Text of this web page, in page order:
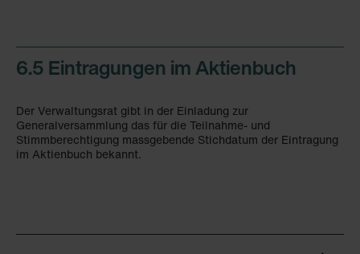
6.5 Eintragungen im Aktienbuch
Der Verwaltungsrat gibt in der Einladung zur
Generalversammlung das für die Teilnahme- und
Stimmberechtigung massgebende Stichdatum der Eintragung
im Aktienbuch bekannt.